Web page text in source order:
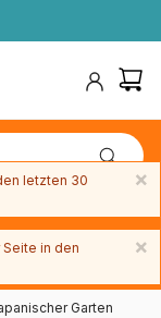
später bezahlen
mit Paypal
Garten
×
letzten 30
×
in den